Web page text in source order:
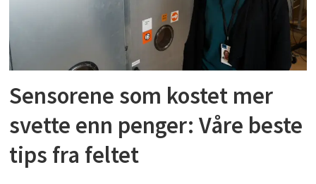
Sensorene som kostet mer
svette enn penger: Våre beste
tips fra feltet